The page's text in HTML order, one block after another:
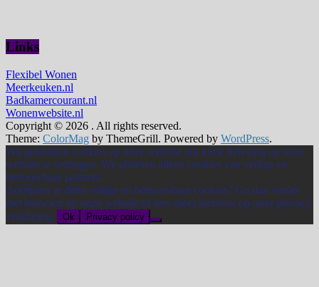
Links
Flexibel Wonen
Meerkeuken.nl
Badkamercourant.nl
Wonenwebsite.nl
Copyright © 2026 . All rights reserved.
Theme: ColorMag by ThemeGrill. Powered by WordPress.
Wij gebruiken cookies op onze website om jouw beleving op onze
website te verhogen. We plaatsen alleen cookies van veilige en
betrouwbare partners.
Accepteer je deze veilige en betrouwbare cookies? Ga dan verder
met browsen op onze website of lees meer hierover op onze privacy
verklaring.
Ok Privacy policy